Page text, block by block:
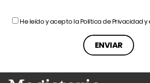
He leído y acepto laPolítica de Privacidady